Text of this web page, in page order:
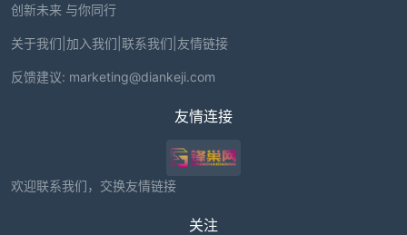
创新未来 与你同行
关于我们 加入我们 联系我们 友情链接
反馈建议: marketing@diankeji.com
友情连接
欢迎联系我们，交换友情链接
关注